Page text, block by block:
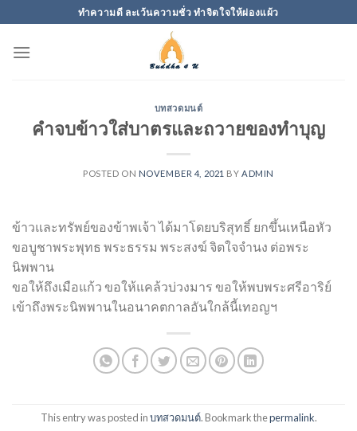
to
content
ทำความดี ละเว้นความชั่ว ทำจิตใจให้ผ่องแผ้ว
บทสวดมนต์
คำจบข้าวใส่บาตรและถวายของทำบุญ
POSTED ON NOVEMBER 4, 2021 BY ADMIN
ข้าวและทรัพย์ของข้าพเจ้า ได้มาโดยบริสุทธิ์ ยกขึ้นเหนือหัว
ขอบูชาพระพุทธ พระธรรม พระสงฆ์ จิตใจจำนง ต่อพระ
นิพพาน
ขอให้ถึงเมือแก้ว ขอให้แคล้วบ่วงมาร ขอให้พบพระศรีอาริย์
เข้าถึงพระนิพพานในอนาคตกาลอันใกล้นี้เทอญฯ
This entry was posted inบทสวดมนต์. Bookmark thepermalink.